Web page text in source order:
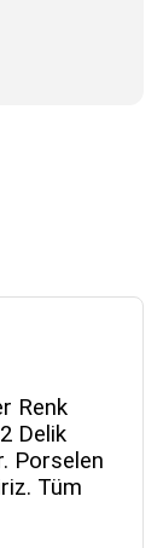
Renk
Delik
Porselen
Tüm